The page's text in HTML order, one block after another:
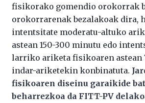
fisikorako gomendio orokorrak
orokorrarenak bezalakoak dira,
intentsitate moderatu-altuko
astean 150-300 minutu edo
larriko ariketa fisikoaren astean
indar-ariketekin konbinatuta.
fisikoaren diseinu garaikide
beharrezkoa da FITT-PV